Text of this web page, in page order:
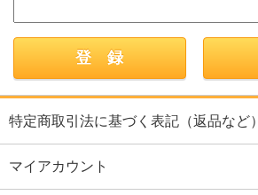
特定商取引法に基づく表記（返品など）
マイアカウント